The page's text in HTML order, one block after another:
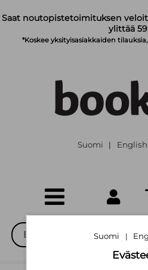
Saat noutopistetoimituksen
ylittää
*Koskee yksityisasiakkaiden
Suomi | English
Suomi |